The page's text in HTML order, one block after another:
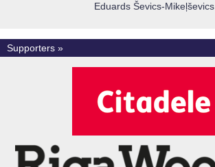
Eduards Ševics-Mikeļševics
Supporters »